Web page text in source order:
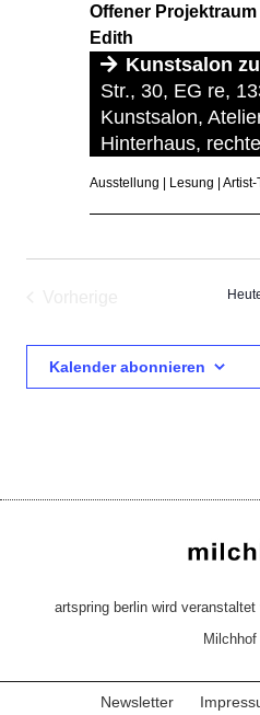
Offener
Edith
Kunstsalon
Str., 30, EG re,
Kunstsalon,
Hinterhaus,
Ausstellung | Lesung |
Kalender abonnieren
artspring berlin wird
Milchhof
Newsletter